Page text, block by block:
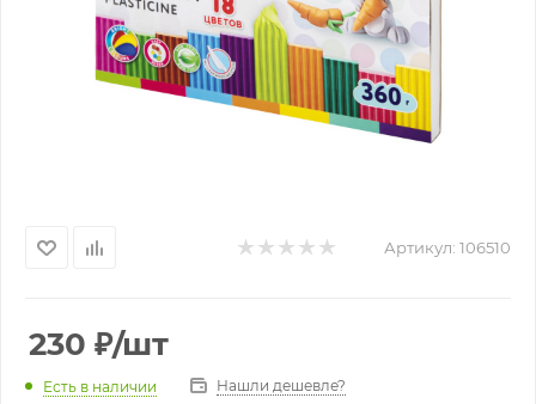
Артикул: 106510
230 ₽/шт
Есть в наличии Нашли дешевле?